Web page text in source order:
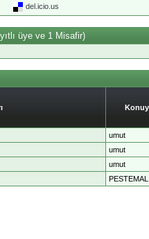
del.icio.us
üye ve 1 Misafir)
umut
umut
umut
PESTEMAL